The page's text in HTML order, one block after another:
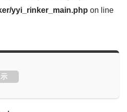
yyi_rinker_main.php on line